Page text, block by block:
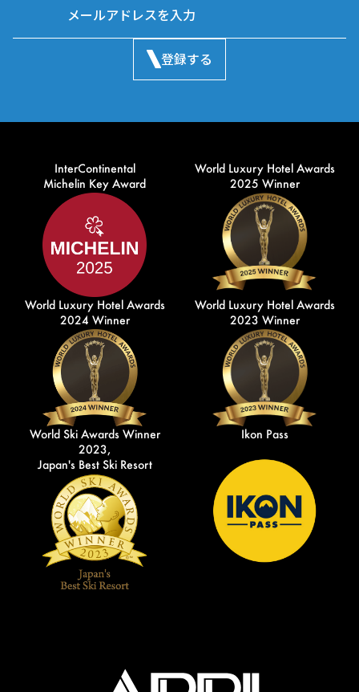
登録する
InterContinental
Michelin Key Award
World Luxury Hotel Awards
2025 Winner
World Luxury Hotel Awards
2024 Winner
World Luxury Hotel Awards
2023 Winner
World Ski Awards Winner
2023,
Japan's Best Ski Resort
Ikon Pass